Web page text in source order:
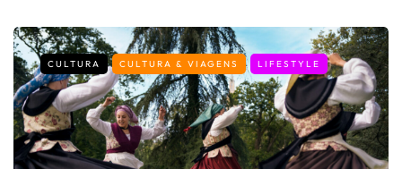
CULTURA CULTURA & VIAGENS LIFESTYLE